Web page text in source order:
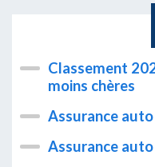
Classement
moins chères
Assurance
Assurance